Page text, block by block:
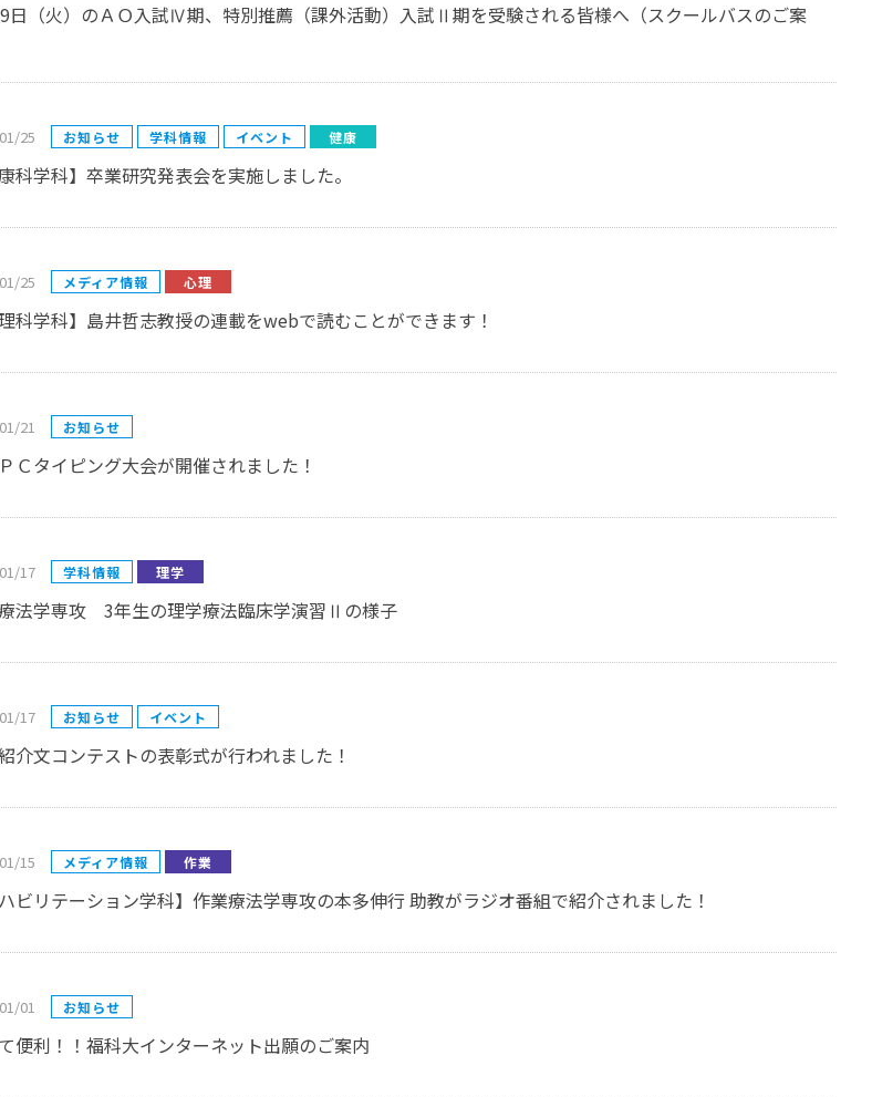
日（火）のＡＯ入試Ⅳ期、特別推薦（課外活動）入試Ⅱ期を受験される皆様へ（スクールバスのご案
25 お知らせ 学科情報 イベント 健康
康科学科】卒業研究発表会を実施しました。
25 メディア情報 心理
理科学科】島井哲志教授の連載をwebで読むことができます！
21 お知らせ
Ｃタイピング大会が開催されました！
17 学科情報 理学
法学専攻 3年生の理学療法臨床学演習Ⅱの様子
17 お知らせ イベント
介文コンテストの表彰式が行われました！
15 メディア情報 作業
ハビリテーション学科】作業療法学専攻の本多伸行 助教がラジオ番組で紹介されました！
01 お知らせ
便利！！福科大インターネット出願のご案内